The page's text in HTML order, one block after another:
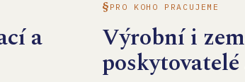
a
PRO KOHO PRACUJEME
Výrobní i